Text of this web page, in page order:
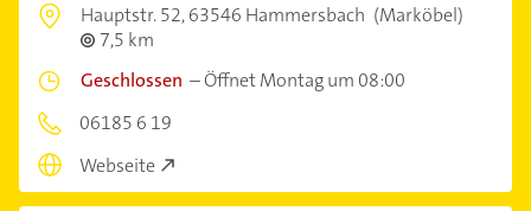
Hauptstr. 52,63546 Hammersbach (Marköbel)
7,5 km
Geschlossen –Öffnet Montag um 08:00
06185 6 19
Webseite